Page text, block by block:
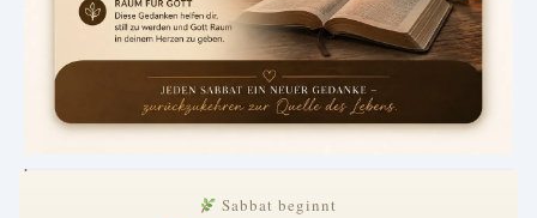
.
Sabbat beginnt